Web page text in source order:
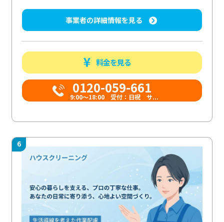
事業者の詳細情報を見る
料金を見る
0120-059-661
9:00〜18:00 受付：日祝 サ...
6